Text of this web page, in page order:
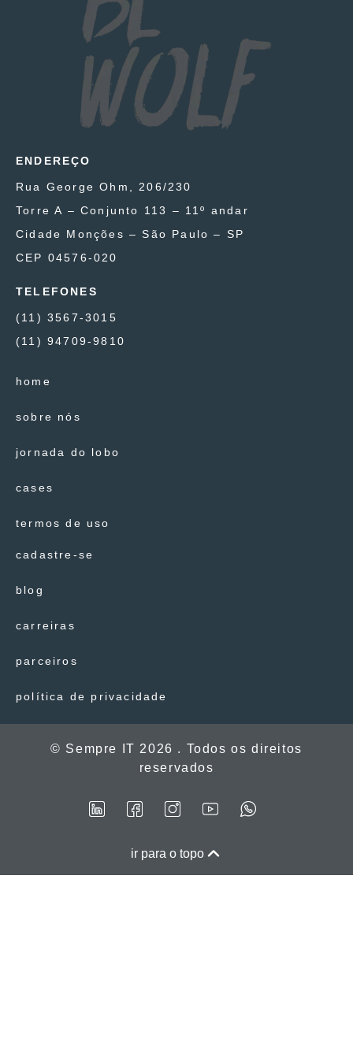
ENDEREÇO
Rua George Ohm, 206/230
Torre A – Conjunto 113 – 11º andar
Cidade Monções – São Paulo – SP
CEP 04576-020
TELEFONES
(11) 3567-3015
(11) 94709-9810
home
sobre nós
jornada do lobo
cases
termos de uso
cadastre-se
blog
carreiras
parceiros
política de privacidade
© Sempre IT 2026 . Todos os direitos
reservados
ir para o topo